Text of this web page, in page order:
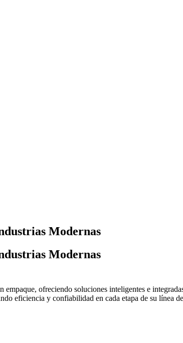
Modernas
Modernas
ofreciendo soluciones inteligentes e
eficiencia y confiabilidad en cada etapa de su línea